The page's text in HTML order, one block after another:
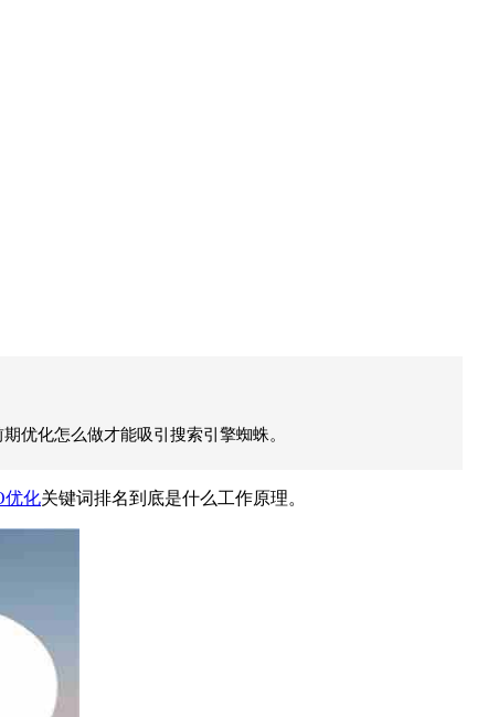
优化怎么做才能吸引搜索引擎蜘蛛。
优化关键词排名到底是什么工作原理。